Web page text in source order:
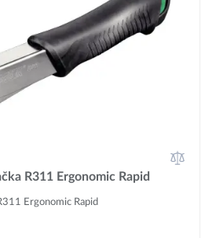
R311 Ergonomic Rapid
Ergonomic Rapid